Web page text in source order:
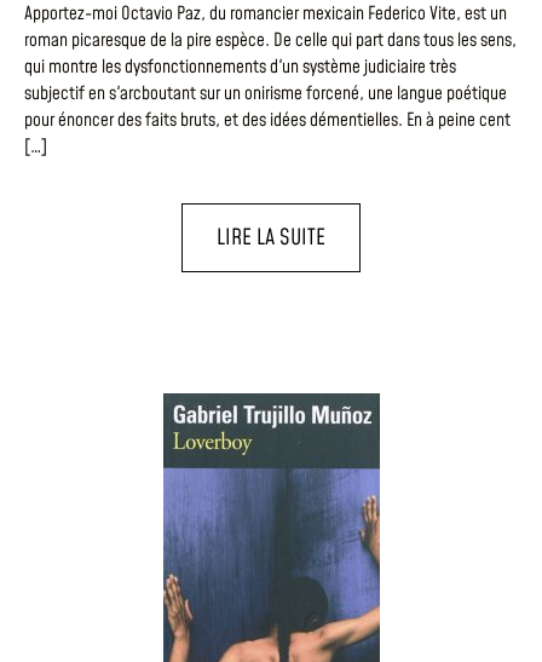
Apportez-moi Octavio Paz, du romancier mexicain Federico Vite, est un
roman picaresque de la pire espèce. De celle qui part dans tous les sens,
qui montre les dysfonctionnements d'un système judiciaire très
subjectif en s'arcboutant sur un onirisme forcené, une langue poétique
pour énoncer des faits bruts, et des idées démentielles. En à peine cent
[…]
LIRE LA SUITE